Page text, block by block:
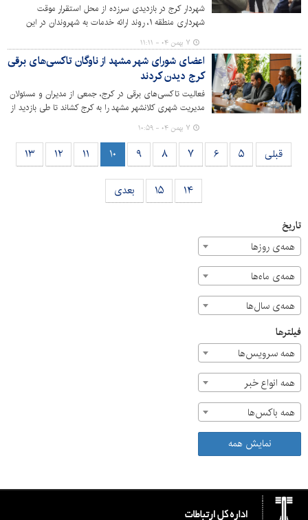
شهردار کرج در بازدیدی سرزده از محل استقرار موقت
شهرداری منطقه ۱، روند ارائه خدمات به شهروندان در این
بخش را مورد بررسی قرار داد و از احداث ساختمانی درخور
برای این منطقه در ماه‌های آینده خبر داد.
۷ بهمن ۰۴ - ۱۱:۱۱
اعضای شورای شهر مشهد از ناوگان تاکسی‌های برقی
کرج دیدن کردند
فعالیت تاکسی‌های برقی در کرج، جمعی از مدیران و مسئولان
مدیریت شهری کلانشهر مشهد را به کرج کشاند تا طی بازدید از
این ناوگان، مقدمات ورود این تاکسی‌ها به کلانشهر مشهد را
نیز فراهم کنند. در این بازدید که روز دوشنبه شش بهمن ماه
انجام شد، رئیس شورای شهر مشهد به همراه جمعی از مدیران
و معاونان حضور داشتند تا ضمن رصد روند فعالیت تاکسی‌ها
در کلانشهر کرج با شهردار این شهر دیدار و گفت‌وگو کنند.
۷ بهمن ۰۴ - ۱۰:۵۹
قبلی ۵ ۶ ۷ ۸ ۹ ۱۰ ۱۱ ۱۲ ۱۳
۱۴ ۱۵ بعدی
تاریخ
همه‌ی روزها
همه‌ی ماه‌ها
همه‌ی سال‌ها
فیلترها
همه سرویس‌ها
همه انواع خبر
همه باکس‌ها
نمایش همه